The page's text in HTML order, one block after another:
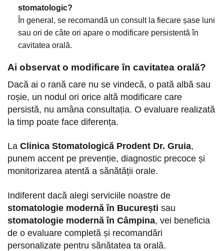
stomatologic?
În general, se recomandă un consult la fiecare șase luni
sau ori de câte ori apare o modificare persistentă în
cavitatea orală.
Ai observat o modificare în cavitatea orală?
Dacă ai o rană care nu se vindecă, o pată albă sau
roșie, un nodul ori orice altă modificare care
persistă, nu amâna consultația. O evaluare realizată
la timp poate face diferența.
La Clinica Stomatologică Prodent Dr. Gruia,
punem accent pe prevenție, diagnostic precoce și
monitorizarea atentă a sănătății orale.
Indiferent dacă alegi serviciile noastre de
stomatologie modernă în București sau
stomatologie modernă în Câmpina, vei beneficia
de o evaluare completă și recomandări
personalizate pentru sănătatea ta orală.